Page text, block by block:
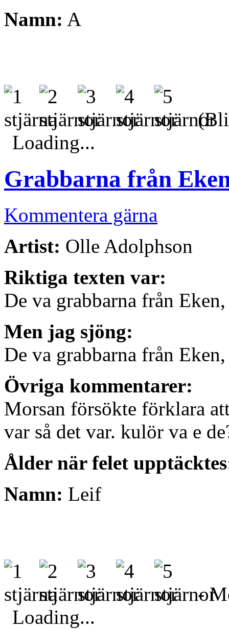
Namn: A
(Bli
Loading...
Grabbarna från
Kommentera gärna
Artist: Olle Adolphson
Riktiga texten var:
De va grabbarna från
Men jag sjöng:
De va grabbarna från
Övriga kommentarer:
Morsan försökte förklara
var så det var. kulör va e
Ålder när felet
Namn: Leif
-
Loading...